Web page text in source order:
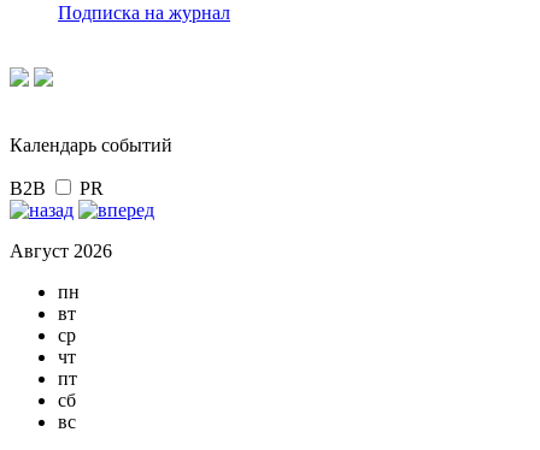
Подписка на журнал
Календарь событий
B2B PR
Август 2026
пн
вт
ср
чт
пт
сб
вс